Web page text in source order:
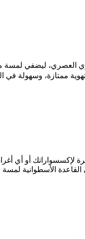
العصري، ليضفي لمسة
ممتازة، وسهولة
لإكسسواراتك أو أي
الأسطوانية لمسة